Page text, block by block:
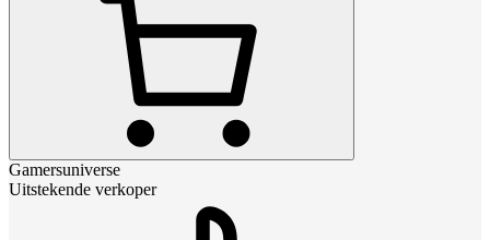
Gamersuniverse
Uitstekende verkoper